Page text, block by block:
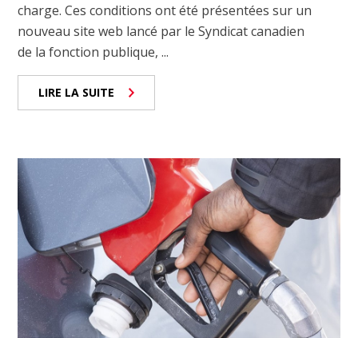
charge. Ces conditions ont été présentées sur un
nouveau site web lancé par le Syndicat canadien
de la fonction publique, ...
LIRE LA SUITE